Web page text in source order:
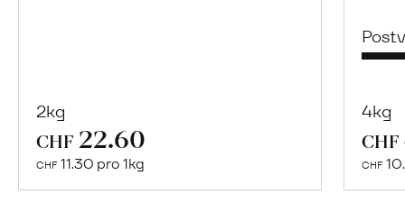
2kg
CHF 22.60
CHF 11.30 pro 1kg
Naturbelassene
4kg
CHF
CHF